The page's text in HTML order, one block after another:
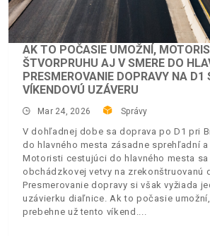
AK TO POČASIE UMOŽNÍ,
ŠTVORPRUHU AJ V SMERE DO
PRESMEROVANIE DOPRAVY NA D1
VÍKENDOVÚ UZÁVERU
Mar 24, 2026 Správy
V dohľadnej dobe sa doprava po D1 pri
do hlavného mesta zásadne sprehľadní
Motoristi cestujúci do hlavného mesta
obchádzkovej vetvy na zrekonštruovanú
Presmerovanie dopravy si však vyžiada
uzávierku diaľnice. Ak to počasie
prebehne už tento víkend.